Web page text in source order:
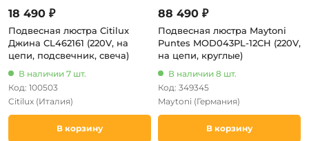
18 490 ₽
Подвесная люстра Citilux
Джина CL462161 (220V, на
цепи, подсвечник, свеча)
В наличии 7 шт.
Код: 100503
Citilux (Италия)
В корзину
88 490 ₽
Подвесная люстра Maytoni
Puntes MOD043PL-12CH (220V,
на цепи, круглые)
В наличии 8 шт.
Код: 349345
Maytoni (Германия)
В корзину